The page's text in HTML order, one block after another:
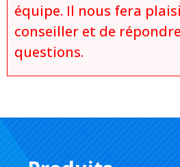
équipe. Il nous fera
conseiller et de
questions.